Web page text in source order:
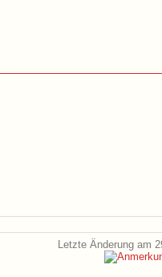
Letzte Änderung am